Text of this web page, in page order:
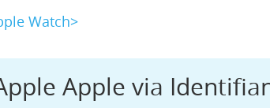
Watch>
Apple via